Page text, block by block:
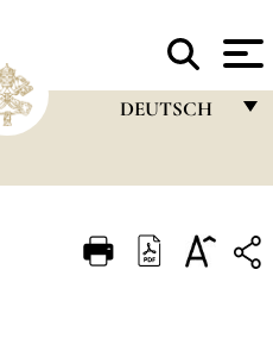
DEUTSCH
ITALIANO